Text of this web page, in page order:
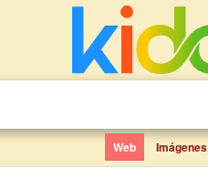
Web Imágenes